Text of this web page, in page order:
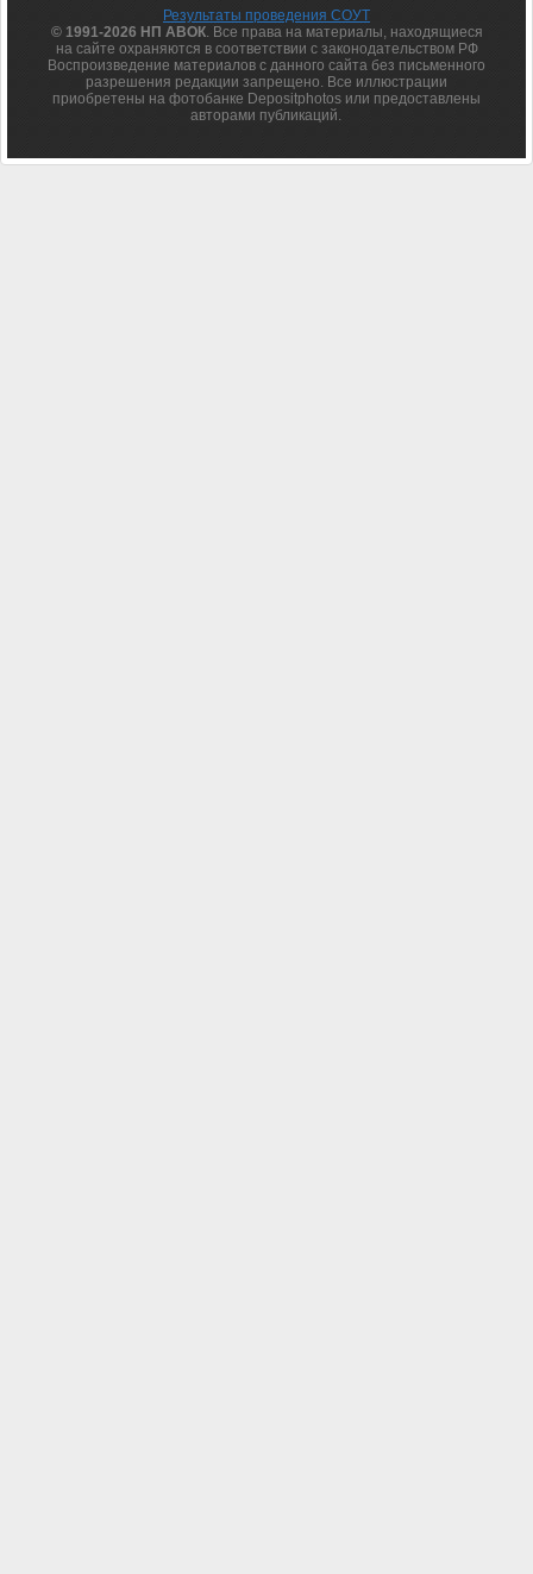
Результаты проведения СОУТ
© 1991-2026 НП АВОК. Все права на материалы, находящиеся
на сайте охраняются в соответствии с законодательством РФ
Воспроизведение материалов с данного сайта без письменного
разрешения редакции запрещено. Все иллюстрации
приобретены на фотобанке Depositphotos или предоставлены
авторами публикаций.